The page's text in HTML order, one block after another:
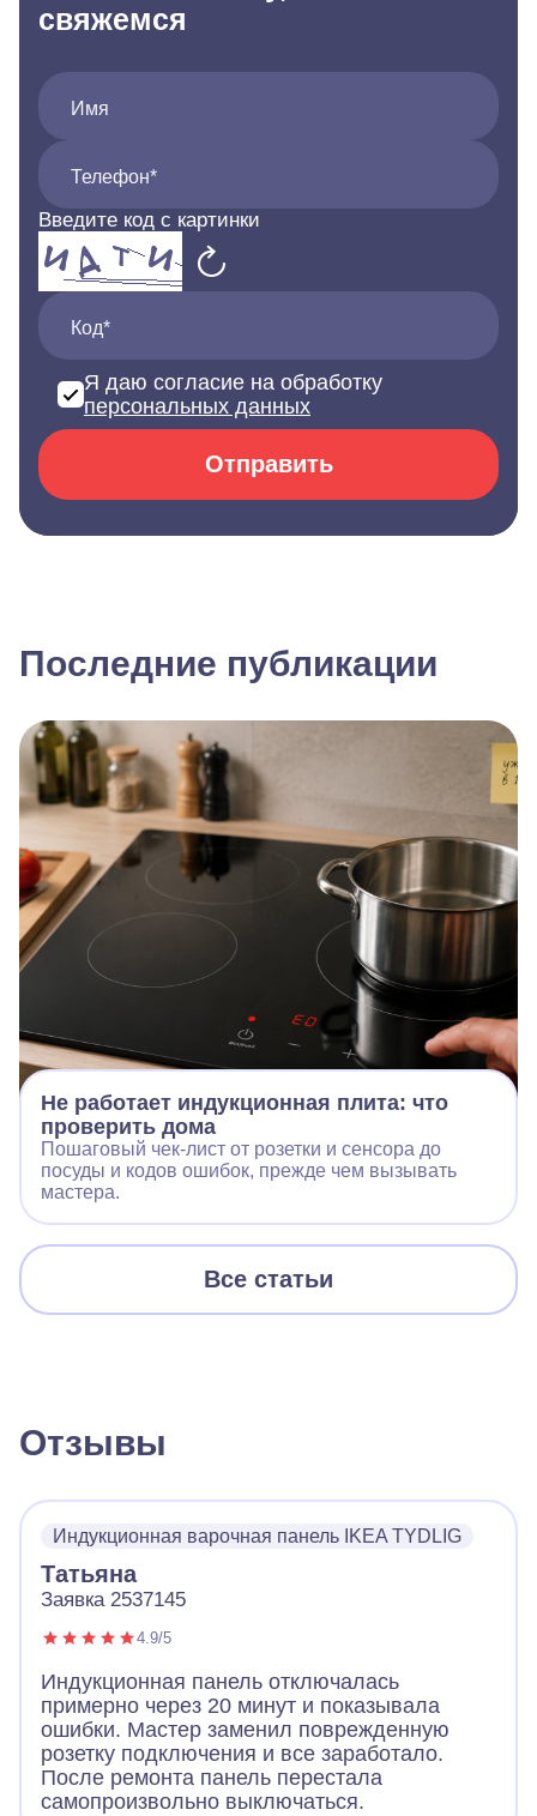
свяжемся
Имя
Телефон*
Введите код с картинки
Код*
Я даю согласие на обработку
персональных данных
Отправить
Последние публикации
Не работает индукционная плита: что
проверить дома
Пошаговый чек‑лист от розетки и сенсора до
посуды и кодов ошибок, прежде чем вызывать
мастера.
Все статьи
Отзывы
Индукционная варочная панель IKEA TYDLIG
Татьяна
Заявка 2537145
4.9/5
Индукционная панель отключалась
примерно через 20 минут и показывала
ошибки. Мастер заменил поврежденную
розетку подключения и все заработало.
После ремонта панель перестала
самопроизвольно выключаться.